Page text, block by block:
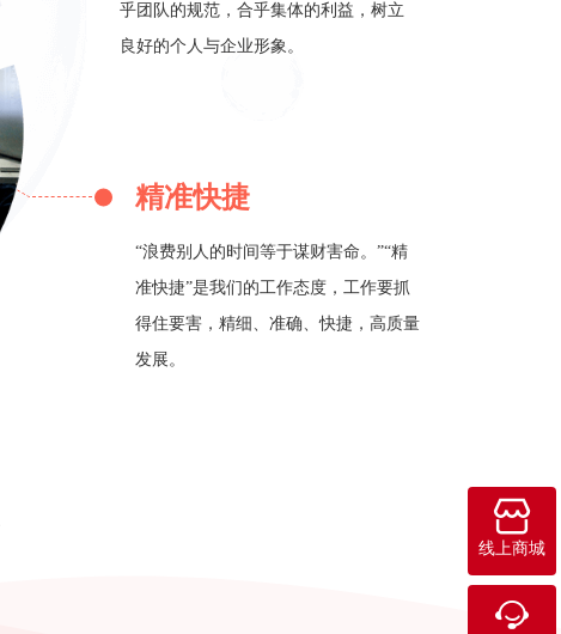
乎团队的规范，合乎集体的利益，树立
良好的个人与企业形象。
精准快捷
“浪费别人的时间等于谋财害命。”“精
准快捷”是我们的工作态度，工作要抓
得住要害，精细、准确、快捷，高质量
发展。

线上商城
